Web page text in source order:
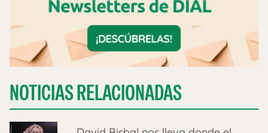
NOTICIAS RELACIONADAS